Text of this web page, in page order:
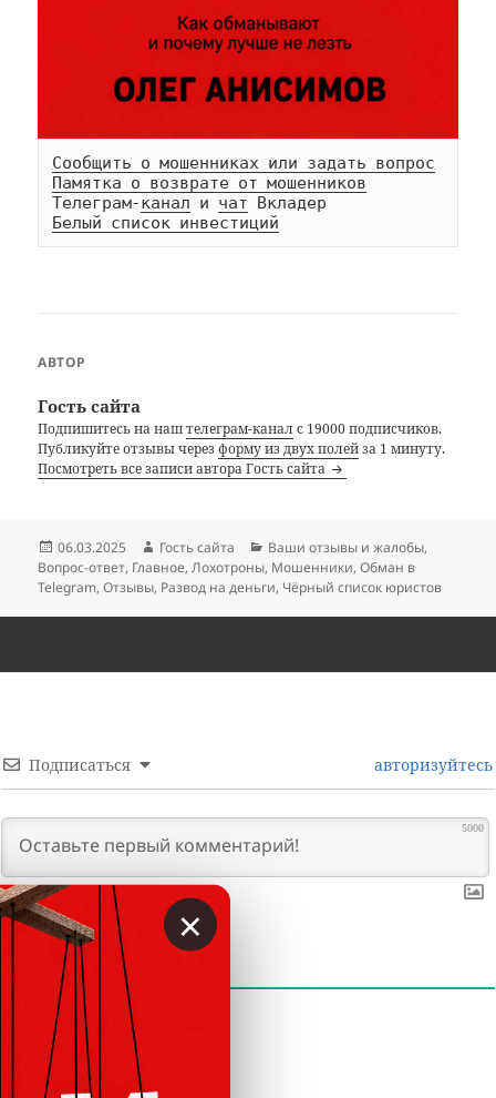
Сообщить о мошенниках или задать вопрос
Памятка о возврате от мошенников
Телеграм-канал и чат
Белый список инвестиций
АВТОР
Гость сайта
Подпишитесь на наштелеграм-каналс 19000 подписчиков.
Публикуйте отзывы черезформу из двух полейза 1 минуту.
Посмотреть все записи автора Гость сайта
Опубликовано
06.03.2025 Автор
Гость сайта Рубрики
Ваши отзывы и жалобы,
Вопрос-ответ, Главное,Лохотроны, Мошенники,Обман в
Telegram,Отзывы, Развод на деньги, Чёрный список юристов
Подписаться авторизуйтесь
5000
КОММЕНТАРИИ
×